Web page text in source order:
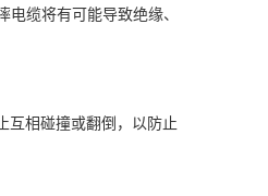
缆将有可能导致绝缘、
互相碰撞或翻倒，以防止